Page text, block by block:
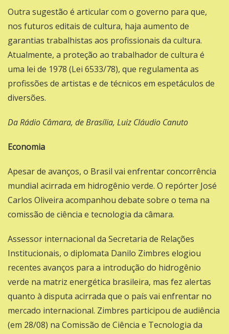
Outra sugestão é articular com o governo para que,
nos futuros editais de cultura, haja aumento de
garantias trabalhistas aos profissionais da cultura.
Atualmente, a proteção ao trabalhador de cultura é
uma lei de 1978 (Lei 6533/78), que regulamenta as
profissões de artistas e de técnicos em espetáculos de
diversões.
Da Rádio Câmara, de Brasília, Luiz Cláudio Canuto
Economia
Apesar de avanços, o Brasil vai enfrentar concorrência
mundial acirrada em hidrogênio verde. O repórter José
Carlos Oliveira acompanhou debate sobre o tema na
comissão de ciência e tecnologia da câmara.
Assessor internacional da Secretaria de Relações
Institucionais, o diplomata Danilo Zimbres elogiou
recentes avanços para a introdução do hidrogênio
verde na matriz energética brasileira, mas fez alertas
quanto à disputa acirrada que o país vai enfrentar no
mercado internacional. Zimbres participou de audiência
(em 28/08) na Comissão de Ciência e Tecnologia da